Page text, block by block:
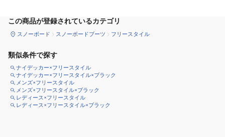
この商品が登録されているカテゴリ
スノーボード スノーボードブーツ フリースタイル
類似条件で探す
ナイデッカー×フリースタイル
ナイデッカー×フリースタイル×ブラック
メンズ×フリースタイル
メンズ×フリースタイル×ブラック
レディース×フリースタイル
レディース×フリースタイル×ブラック